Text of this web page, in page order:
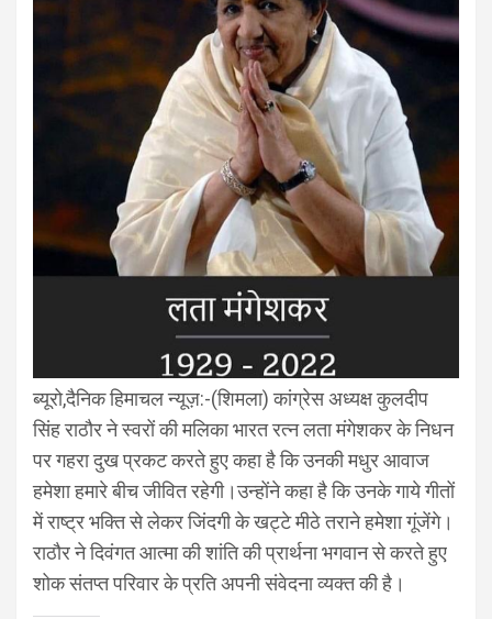
ब्यूरो,दैनिक हिमाचल न्यूज़:-(शिमला) कांग्रेस अध्यक्ष कुलदीप
सिंह राठौर ने स्वरों की मलिका भारत रत्न लता मंगेशकर के निधन
पर गहरा दुख प्रकट करते हुए कहा है कि उनकी मधुर आवाज
हमेशा हमारे बीच जीवित रहेगी।उन्होंने कहा है कि उनके गाये गीतों
में राष्ट्र भक्ति से लेकर जिंदगी के खट्टे मीठे तराने हमेशा गूंजेंगे।
राठौर ने दिवंगत आत्मा की शांति की प्रार्थना भगवान से करते हुए
शोक संतप्त परिवार के प्रति अपनी संवेदना व्यक्त की है।